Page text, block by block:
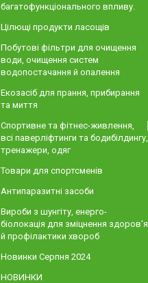
багатофункціонального впливу.
Цілющі продукти ласощів
Побутові фільтри для очищення
води, очищення систем
водопостачання й опалення
Екозасіб для прання, прибирання
та миття
Спортивне та фітнес-живлення,
всі паверліфтинги та бодибілдингу,
тренажери, одяг
Товари для спортсменів
Антипаразитні засоби
Вироби з шунгіту, енерго-
біолокація для зміцнення здоров'я
й профілактики хвороб
Новинки Серпня 2024
НОВИНКИ